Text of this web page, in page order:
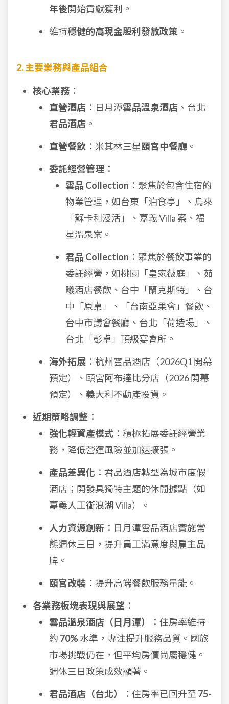
年後開始貢獻獲利。
維持穩健的高現金股利發放政策 。
2. 主要業務與產品組合
核心業務 ：
直營酒店 ：日月潭雲品溫泉酒店 、台北
君品酒店 。
直營餐飲 ：米其林三星頤宮中餐廳 。
委託經營管理 ：
雲品 Collection ：聚焦於包含住宿的
物業管理，如台東「泊食亭」、烏來
「蘇卡利漫活」、嘉義 Villa 案、福
星溫泉案。
君品 Collection ：聚焦於餐飲事業的
委託經營，如桃園「皇家薇庭」、茹
曦酒店餐飲、台中「蘭克斯特」、台
中「原桌」、「台南亞果會」餐飲、
台中市議會餐廳、台北「荷造場」、
台北「彭卓」頂級宴會所。
海外拓展 ：杭州雲品酒店（2026Q1 開幕
預定）、頤宮阿布達比分店（2026 開幕
預定）、義大利不動產投資。
近期策略調整 ：
強化輕資產模式 ：積極拓展委託經營業
務，降低營運風險並加速擴張。
產品差異化 ：君品酒店轉型為城市度假
酒店；開發具獨特主題的休閒據點（如
嘉義人工衝浪湖 Villa）。
人力資源創新 ：日月潭雲品酒店實施常
態週休三日，提升員工滿意度與雇主品
牌。
頤宮改裝 ：提升高端餐飲服務量能。
各業務板塊表現與展望 ：
雲品溫泉酒店（日月潭）
：住房率維持
約 70%水準，專注提升服務品質。國旅
市場挑戰仍在，但平均房價尚屬穩健。
週休三日政策成效顯著。
君品酒店（台北）
：住房率已回升至 75-